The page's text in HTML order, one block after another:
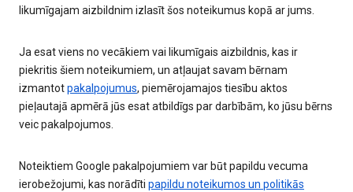
likumīgajam aizbildnim izlasīt šos noteikumus kopā ar jums.
Ja esat viens no vecākiem vai likumīgais aizbildnis, kas ir
piekritis šiem noteikumiem, un atļaujat savam bērnam
izmantotpakalpojumus, piemērojamajos tiesību aktos
pieļautajā apmērā jūs esat atbildīgs par darbībām, ko jūsu bērns
veic pakalpojumos.
Noteiktiem Google pakalpojumiem var būt papildu vecuma
ierobežojumi, kas norādīti papildu noteikumos un politikās